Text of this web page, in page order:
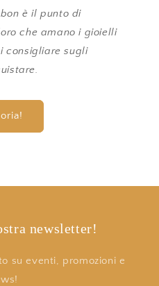
è il punto di
che amano i gioielli
consigliare sugli
newsletter!
su eventi, promozioni e